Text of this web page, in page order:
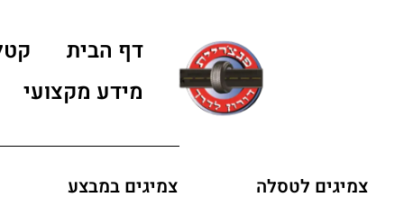
דף הבית
מידע מקצועי
צמיגים לטסלה צמיגים במבצע